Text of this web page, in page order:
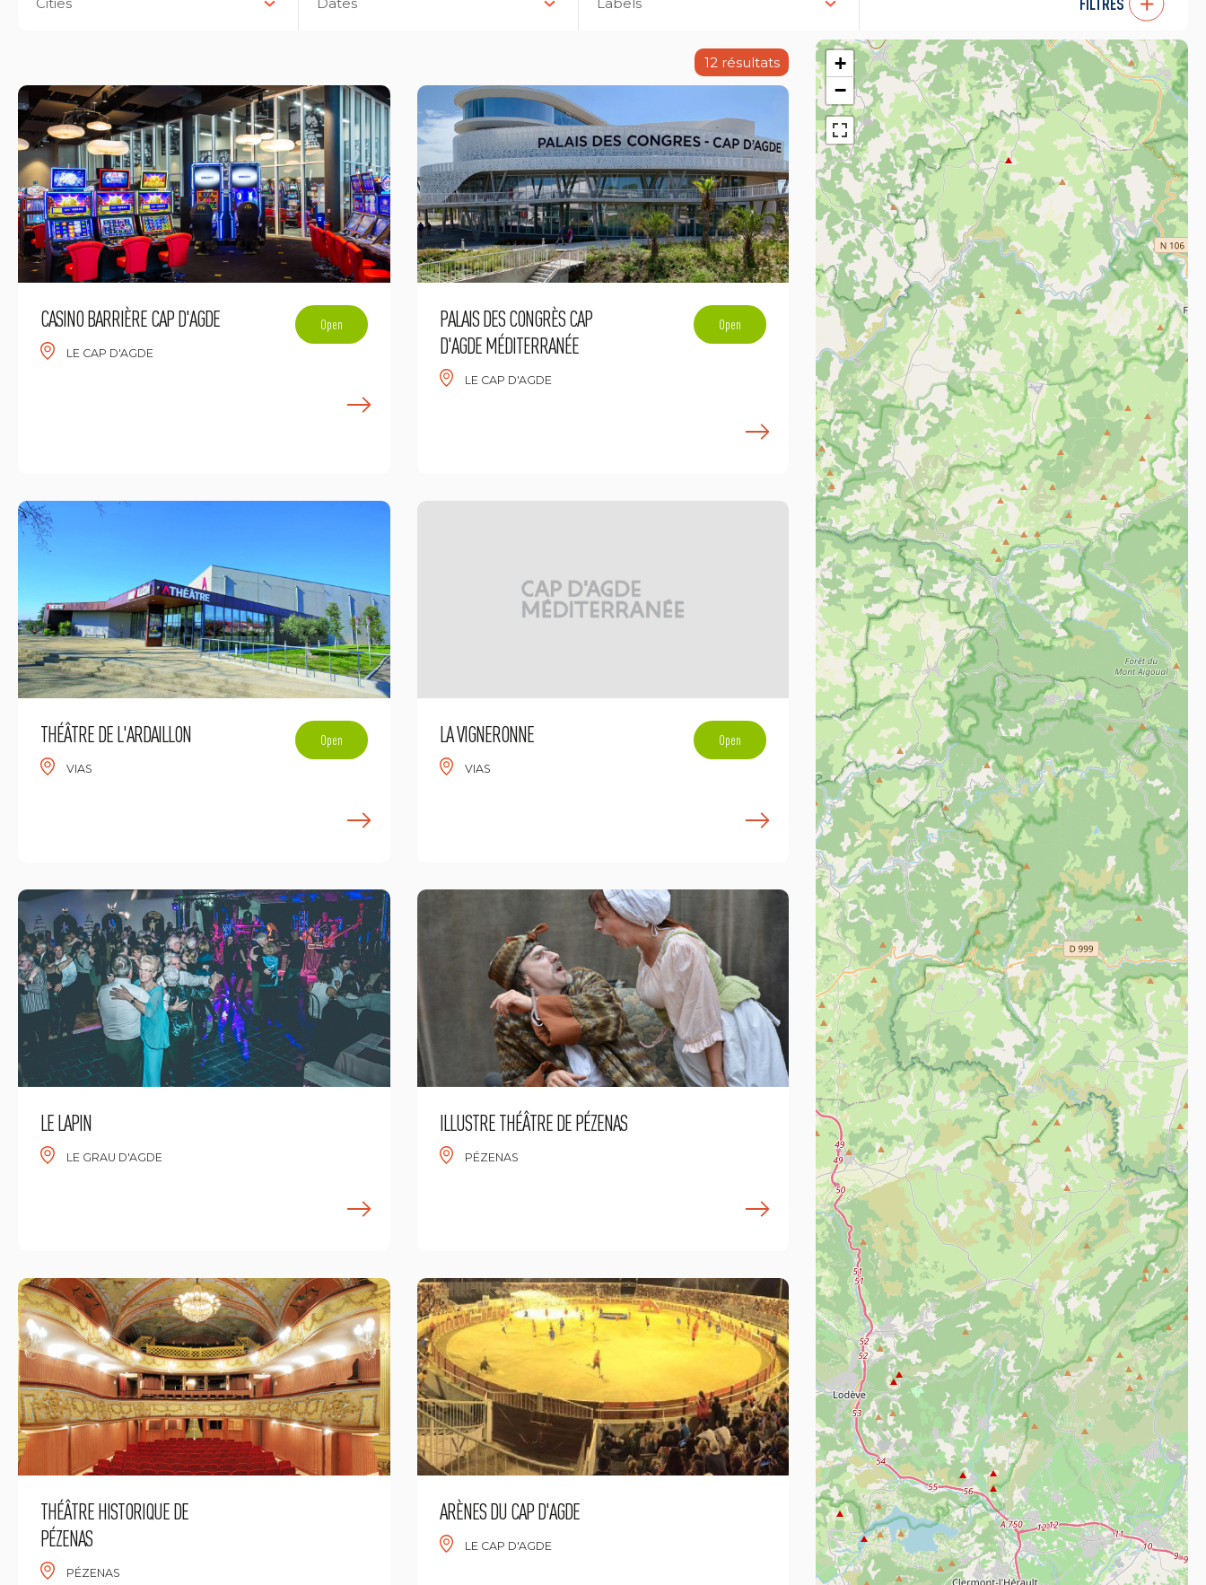
FILTRES
12résultats
CASINO BARRIÈRE CAP D'AGDE
LE CAP D'AGDE
Open
PALAIS DES CONGRÈS CAP
D'AGDE MÉDITERRANÉE
LE CAP D'AGDE
Open
En savoir plus
THÉÂTRE DE L'ARDAILLON
VIAS
Open LA VIGNERONNE
VIAS
Open
En savoir plus
LE LAPIN
LE GRAU D'AGDE
ILLUSTRE THÉÂTRE DE PÉZENAS
PÉZENAS
En savoir plus
THÉÂTRE HISTORIQUE DE
PÉZENAS
PÉZENAS
ARÈNES DU CAP D'AGDE
LE CAP D'AGDE
+
−